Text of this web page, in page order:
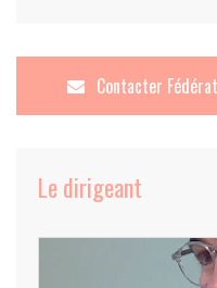
Contacter
Le dirigeant